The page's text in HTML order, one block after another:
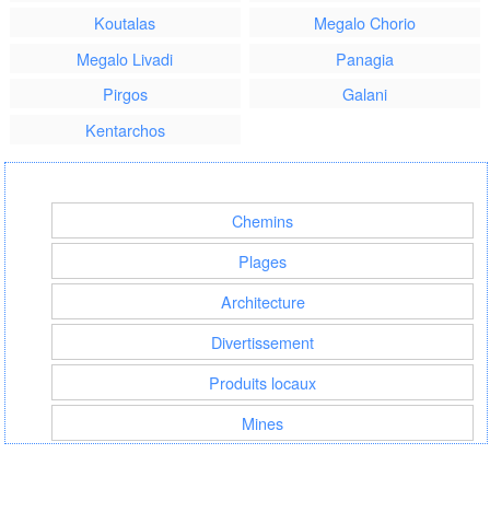
Koutalas
Megalo Chorio
Megalo Livadi
Panagia
Pirgos
Galani
Kentarchos
Chemins
Plages
Architecture
Divertissement
Produits locaux
Mines